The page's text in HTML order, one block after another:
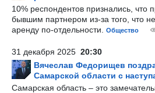
10% респондентов признались, что
бывшим партнером из-за того, что
аренду по-отдельности.
Общество
31 декабря 2025 20:30
Вячеслав Федорищев
Самарской области с
Самарская область – это